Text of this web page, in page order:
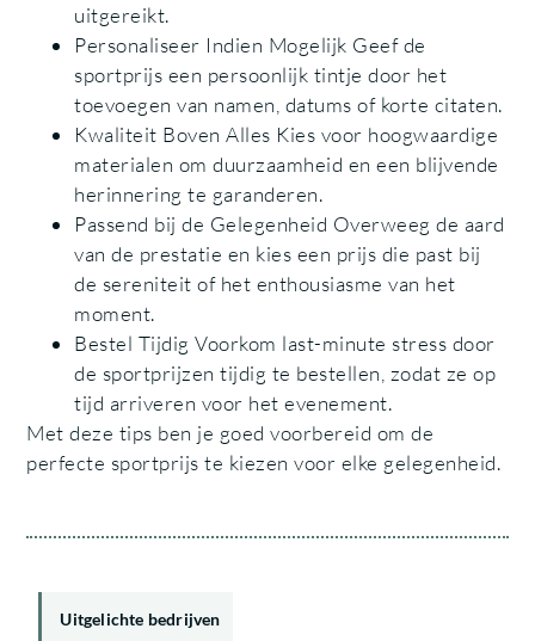
uitgereikt.
Personaliseer Indien Mogelijk Geef de
sportprijs een persoonlijk tintje door het
toevoegen van namen, datums of korte citaten.
Kwaliteit Boven Alles Kies voor hoogwaardige
materialen om duurzaamheid en een blijvende
herinnering te garanderen.
Passend bij de Gelegenheid Overweeg de aard
van de prestatie en kies een prijs die past bij
de sereniteit of het enthousiasme van het
moment.
Bestel Tijdig Voorkom last-minute stress door
de sportprijzen tijdig te bestellen, zodat ze op
tijd arriveren voor het evenement.
Met deze tips ben je goed voorbereid om de
perfecte sportprijs te kiezen voor elke gelegenheid.
Uitgelichte bedrijven